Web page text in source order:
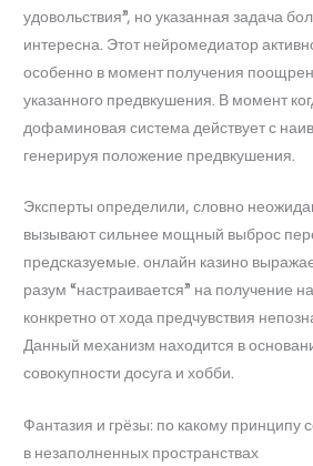
удовольствия”, но указанная задача
интересна. Этот нейромедиатор
особенно в момент получения
указанного предвкушения. В момент
дофаминовая система действует с
генерируя положение предвкушения.
Эксперты определили, словно
вызывают сильнее мощный выброс
предсказуемые. онлайн казино
разум “настраивается” на получение
конкретно от хода предчувствия
Данный механизм находится в
совокупности досуга и хобби.
Фантазия и грёзы: по какому принципу
в незаполненных пространствах